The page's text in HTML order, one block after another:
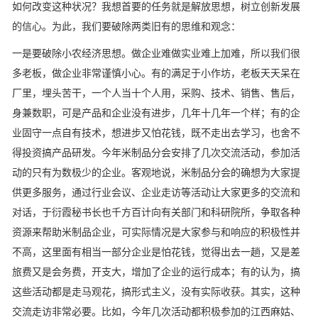
如何改变这种状况？我想首要的任务就是解放思想，树立创新发展
的信心。为此，我们要破除两类旧有的思维和观念：
一是要破除小农经济思想。做企业难做实业难上加难，所以我们很
多老板，做企业非常谨慎小心。有的满足于小作坊，老板天天呆在
厂里，埋头苦干，一个人当十个人用，采购、技术、销售、售后，
身兼数职，可是产品和企业没有进步，几年十几年一个样；有的企
业固守一点自有技术，想进步又怕花钱，既不走出去学习，也舍不
得投资搞产品研发。今年米制品分会安排了几次交流活动，参加活
动的只有为数极少的企业。客观地说，米制品分会的确想为大家提
供更多服务，通过行业会议、企业走访等活动让大家更多的交流和
对话，于衍霞秘书长也千方百计向有关部门和科研院所，争取各种
资源来帮助米制品企业，可实际情况是大家参与和响应的积极性并
不高，这里面有相当一部分企业是怕花钱，觉得出去一趟，又是差
旅费又是会务费，开支大，增加了企业的运行成本；有的认为，搞
这些活动都是走马观花，搞形式主义，没有实际收获。其实，这种
交流走访非常必要。比如，今年几次活动都积极参加的江西麻姑、